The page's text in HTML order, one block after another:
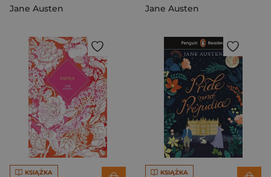
Jane Austen
Jane Austen
KSIĄŻKA KSIĄŻKA